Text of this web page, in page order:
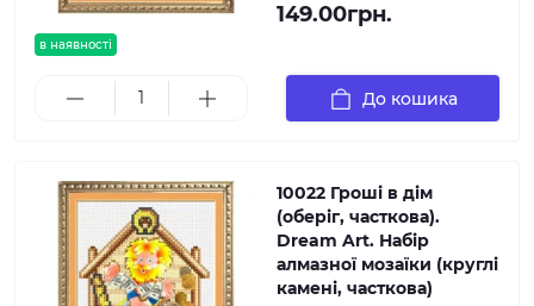
в наявності
149.00грн.
До кошика
10022 Гроші в дім
(оберіг, часткова).
Dream Art. Набір
алмазної мозаїки (круглі
камені, часткова)